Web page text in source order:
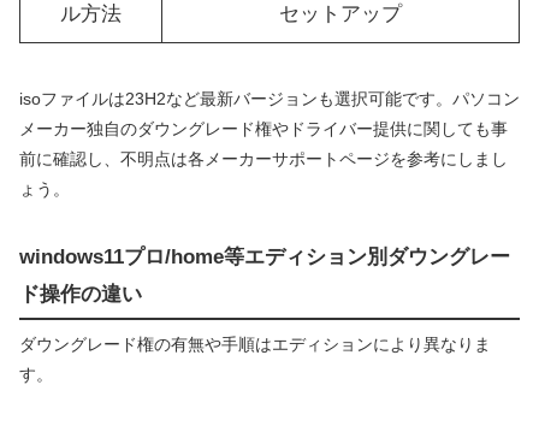
ル方法
セットアップ
isoファイルは23H2など最新バージョンも選択可能です。パソコン
メーカー独自のダウングレード権やドライバー提供に関しても事
前に確認し、不明点は各メーカーサポートページを参考にしまし
ょう。
windows11プロ/home等エディション別ダウングレー
ド操作の違い
ダウングレード権の有無や手順はエディションにより異なりま
す。